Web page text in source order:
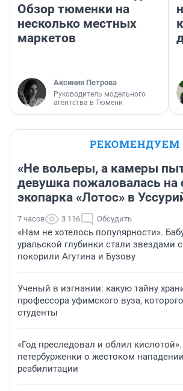
Обзор тюменки на
несколько местных
маркетов
Аксиния Петрова
Руководитель модельного
агентства в Тюмени
РЕКОМЕНДУЕМ
«Не вольеры, а камеры
девушка пожаловалась на
экопарка «Лотос» в
7 часов 3 116 Обсудить
«Нам не хотелось популярности».
уральской глубинки стали звездами
покорили Агутина и Бузову
Ученый в изгнании: какую тайну
профессора уфимского вуза,
студенты
«Год преследовал и облил кислотой».
петербурженки о жестоком
реабилитации